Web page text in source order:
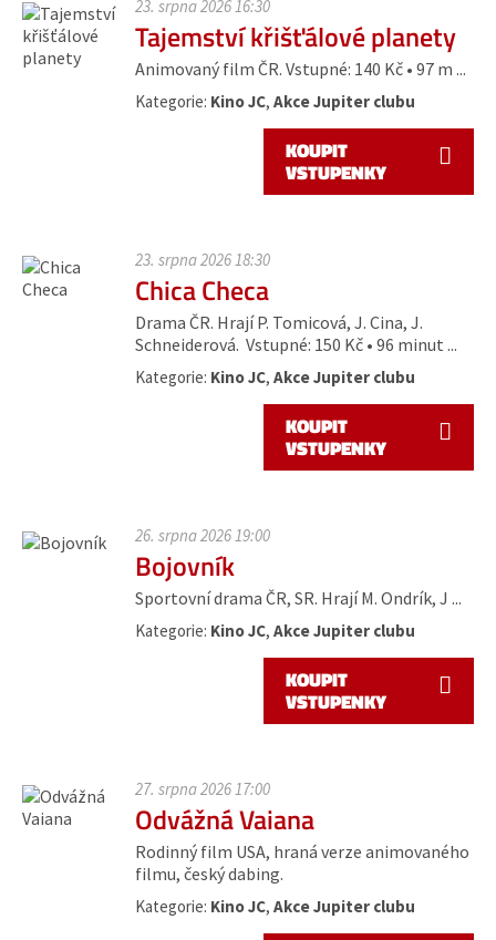
23. srpna 2026 16:30
Tajemství křišťálové planety
Animovaný film ČR. Vstupné: 140 Kč • 97 m ...
Kategorie: Kino JC, Akce Jupiter clubu
KOUPIT
VSTUPENKY
23. srpna 2026 18:30
Chica Checa
Drama ČR. Hrají P. Tomicová, J. Cina, J.
Schneiderová. Vstupné: 150 Kč • 96 minut ...
Kategorie: Kino JC, Akce Jupiter clubu
KOUPIT
VSTUPENKY
26. srpna 2026 19:00
Bojovník
Sportovní drama ČR, SR. Hrají M. Ondrík, J ...
Kategorie: Kino JC, Akce Jupiter clubu
KOUPIT
VSTUPENKY
27. srpna 2026 17:00
Odvážná Vaiana
Rodinný film USA, hraná verze animovaného
filmu, český dabing.
Kategorie: Kino JC, Akce Jupiter clubu